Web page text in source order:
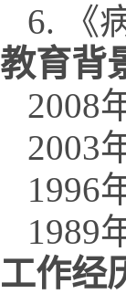
6. 《
教育背
2008
2003
1996
1989
工作经